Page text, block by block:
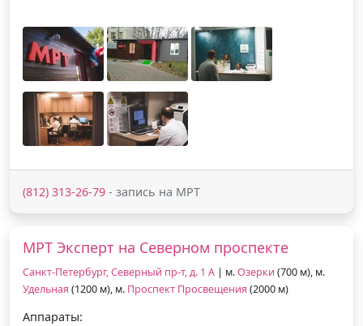
(812) 313-26-79 - запись на МРТ
МРТ Эксперт на Северном проспекте
Санкт-Петербург, Северный пр-т, д. 1 А | м.Озерки (700 м), м.
Удельная (1200 м), м. Проспект Просвещения (2000 м)
Аппараты: